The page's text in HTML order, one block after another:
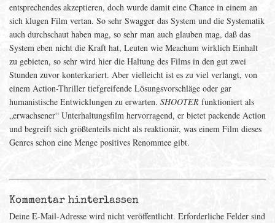
entsprechendes akzeptieren, doch wurde damit eine Chance in einem an
sich klugen Film vertan. So sehr Swagger das System und die Systematik
auch durchschaut haben mag, so sehr man auch glauben mag, daß das
System eben nicht die Kraft hat, Leuten wie Meachum wirklich Einhalt
zu gebieten, so sehr wird hier die Haltung des Films in den gut zwei
Stunden zuvor konterkariert. Aber vielleicht ist es zu viel verlangt, von
einem Action-Thriller tiefgreifende Lösungsvorschläge oder gar
humanistische Entwicklungen zu erwarten. SHOOTER funktioniert als
„erwachsener“ Unterhaltungsfilm hervorragend, er bietet packende Action
und begreift sich größtenteils nicht als reaktionär, was einem Film dieses
Genres schon eine Menge positives Renommee gibt.
Kommentar hinterlassen
Deine E-Mail-Adresse wird nicht veröffentlicht. Erforderliche Felder sind